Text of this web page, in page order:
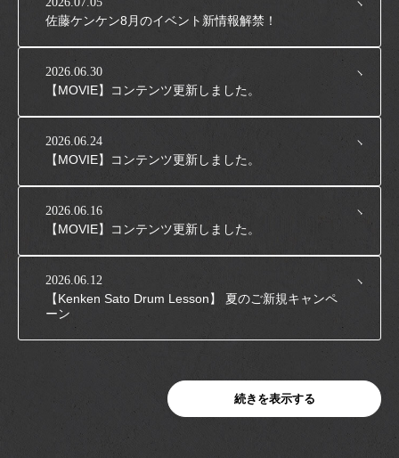
佐藤ケンケン8月のイベント新情報解禁！
2026.06.30
【MOVIE】コンテンツ更新しました。
2026.06.24
【MOVIE】コンテンツ更新しました。
2026.06.16
【MOVIE】コンテンツ更新しました。
2026.06.12
【Kenken Sato Drum Lesson】 夏のご新規キャンペ
ーン
続きを表示する